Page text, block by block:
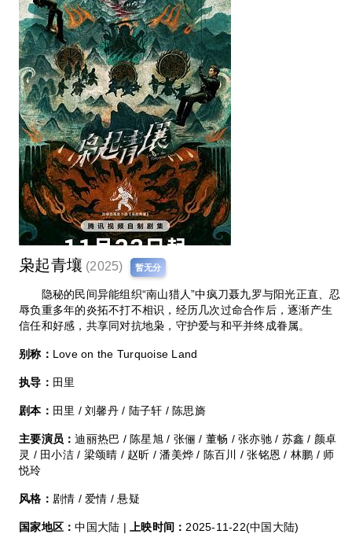
枭起青壤 (2025) 暂无分
隐秘的民间异能组织“南山猎人”中疯刀聂九罗与阳光正直、忍
辱负重多年的炎拓不打不相识，经历几次过命合作后，逐渐产生
信任和好感，共享同对抗地枭，守护爱与和平并终成眷属。
别称： Love on the Turquoise Land
执导： 田里
剧本： 田里 / 刘馨丹 / 陆子轩 / 陈思旖
主要演员：迪丽热巴 / 陈星旭 / 张俪 / 董畅 / 张亦驰 / 苏鑫 / 颜卓
灵 / 田小洁 / 梁颂晴 / 赵昕 / 潘美烨 / 陈百川 / 张铭恩 / 林鹏 / 师
悦玲
风格： 剧情 / 爱情 / 悬疑
国家地区：中国大陆 | 上映时间： 2025-11-22(中国大陆)